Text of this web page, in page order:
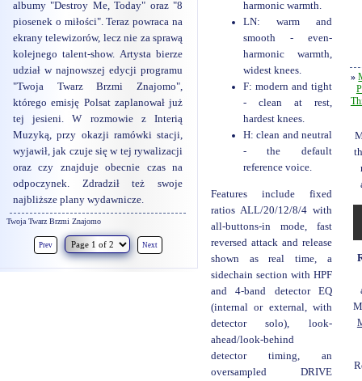
»
harmonic warmth.
LN: warm and
smooth - even-
harmonic warmth,
widest knees.
F: modern and tight
- clean at rest,
hardest knees.
H: clean and neutral
- the default
reference voice.
Features include fixed
ratios ALL/20/12/8/4 with
all-buttons-in mode, fast
reversed attack and release
shown as real time, a
sidechain section with HPF
and 4-band detector EQ
(internal or external, with
detector solo), look-
ahead/look-behind
detector timing, an
oversampled DRIVE
albumy "Destroy Me, Today" oraz "8
piosenek o miłości". Teraz powraca na
ekrany telewizorów, lecz nie za sprawą
kolejnego talent-show. Artysta bierze
udział w najnowszej edycji programu
"Twoja Twarz Brzmi Znajomo",
którego emisję Polsat zaplanował już
tej jesieni. W rozmowie z Interią
Muzyką, przy okazji ramówki stacji,
wyjawił, jak czuje się w tej rywalizacji
oraz czy znajduje obecnie czas na
odpoczynek. Zdradził też swoje
najbliższe plany wydawnicze.
Twoja Twarz Brzmi Znajomo
Prev Next